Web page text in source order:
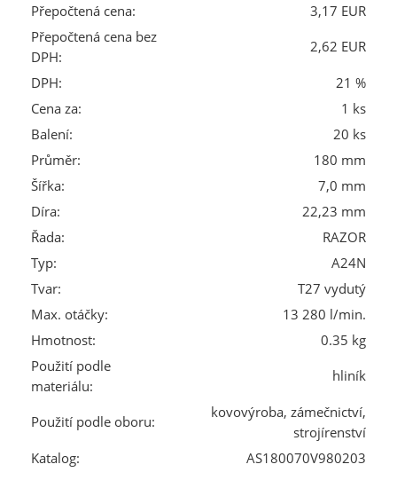
Přepočtená cena:
3,17 EUR
Přepočtená cena bez
DPH:
2,62 EUR
DPH:
21 %
Cena za:
1 ks
Balení:
20 ks
Průměr:
180 mm
Šířka:
7,0 mm
Díra:
22,23 mm
Řada:
RAZOR
Typ:
A24N
Tvar:
T27 vydutý
Max. otáčky:
13 280 l/min.
Hmotnost:
0.35 kg
Použití podle
materiálu:
hliník
Použití podle oboru:
kovovýroba, zámečnictví,
strojírenství
Katalog:
AS180070V980203